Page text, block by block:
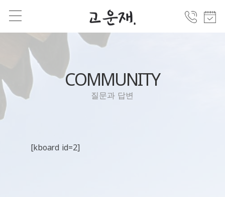
COMMUNITY
질문과 답변
[kboard id=2]